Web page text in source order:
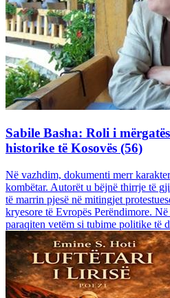
Sabile Basha: Roli i
historike të Kosovës (56)
Në vazhdim, dokumenti merr
kombëtar. Autorët u bëjnë thirrje të
të marrin pjesë në mitingjet
kryesore të Evropës Perëndimore.
paraqiten vetëm si tubime politike të